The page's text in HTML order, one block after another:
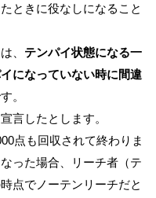
ときに役なしになること
、 テンパイ状態になる一
になっていない時に間違
。
言したとします。
点も回収されて終わりま
った場合、リーチ者（テ
点でノーテンリーチだと